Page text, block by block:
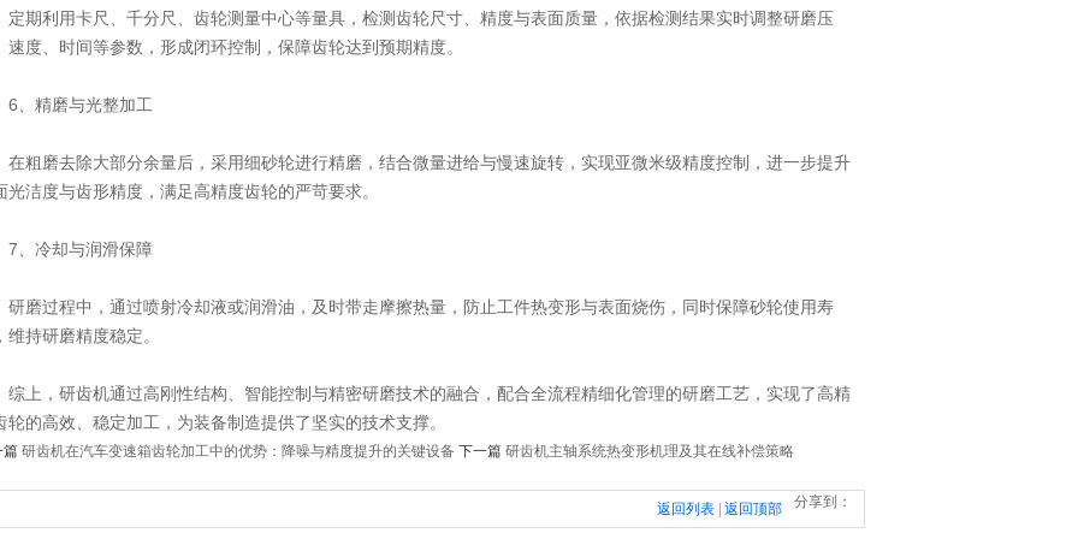
利用卡尺、千分尺、齿轮测量中心等量具，检测齿轮尺寸、精度与表面质量，依据检测结果实时调整研磨压
速度、时间等参数，形成闭环控制，保障齿轮达到预期精度。
精磨与光整加工
磨去除大部分余量后，采用细砂轮进行精磨，结合微量进给与慢速旋转，实现亚微米级精度控制，进一步提升
光洁度与齿形精度，满足高精度齿轮的严苛要求。
冷却与润滑保障
过程中，通过喷射冷却液或润滑油，及时带走摩擦热量，防止工件热变形与表面烧伤，同时保障砂轮使用寿
维持研磨精度稳定。
，研齿机通过高刚性结构、智能控制与精密研磨技术的融合，配合全流程精细化管理的研磨工艺，实现了高精
轮的高效、稳定加工，为装备制造提供了坚实的技术支撑。
篇 研齿机在汽车变速箱齿轮加工中的优势：降噪与精度提升的关键设备 下一篇 研齿机主轴系统热变形机理及其在线补偿策略
分享到：
返回列表 返回顶部